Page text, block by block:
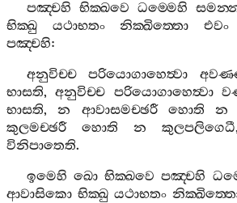
පඤ‍්චහි භික‍්ඛවෙ ධම‍්මෙහි
භික‍්ඛු
යථාභතං නික‍්ඛිත‍්තො එවං
පඤ‍්චහි:
අනුවිච‍්ච
පරියොගාහෙත්‍වා
භාසති,අනුවිච‍්ච පරියොගාහෙත්‍වා
භාසති,න ආවාසමච‍්ඡරී හොති න
කුලමච‍්ඡරී
හොති න කුලපලිගෙධී
විනිපාතෙති.
ඉමෙහි ඛො භික‍්ඛවෙ පඤ‍්චහි
ආවාසිකො භික‍්ඛු යථාභතං